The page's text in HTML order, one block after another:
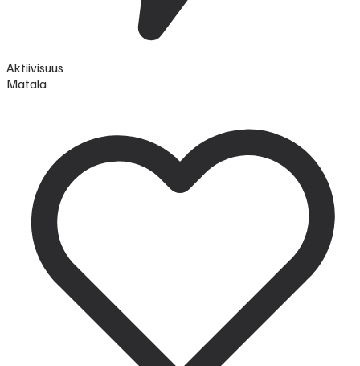
Aktiivisuus
Matala